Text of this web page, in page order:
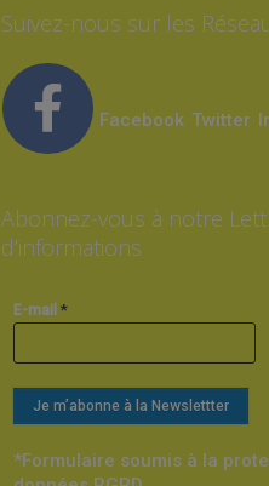
Suivez-nous sur les
Facebook Twitter
Abonnez-vous à notre
d’informations
E-mail *
*Formulaire soumis à la